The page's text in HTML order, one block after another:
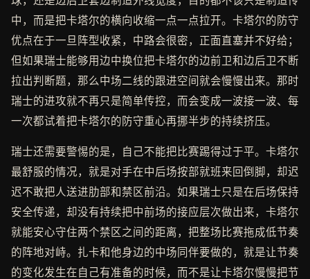
中，而是把卡塔尔的横向收缩一点一点拉开。卡塔尔的防守
优点在于一旦阵型收紧，中路会很密，正面直塞并不好给；
但如果瑞士能够用边中换位把卡塔尔的边前卫和边后卫不断
拉出判断题，那么中场二线的跟进空间就会慢慢出来。那时
瑞士的进攻就不再只是简单传控，而会变成一波接一波、每
一次都试着把卡塔尔的防守重心再挪半步的持续挤压。
瑞士还需要警惕的是，自己不能把比赛踢得过于平。卡塔尔
最舒服的情况，就是对手在中后场按部就班来回倒脚，却迟
迟不敢把人送进肋部和禁区前沿。如果瑞士只是在后场保持
安全传递，却没有持续把中前场的接应层次做出来，卡塔尔
就能安心守住两个禁区之间的距离，把整场比赛拖成低节奏
的阵地对峙。扎卡和他身边的中场同伴要做的，就是让节奏
的变化发生在自己有准备的时候，而不是让卡塔尔慢慢把节